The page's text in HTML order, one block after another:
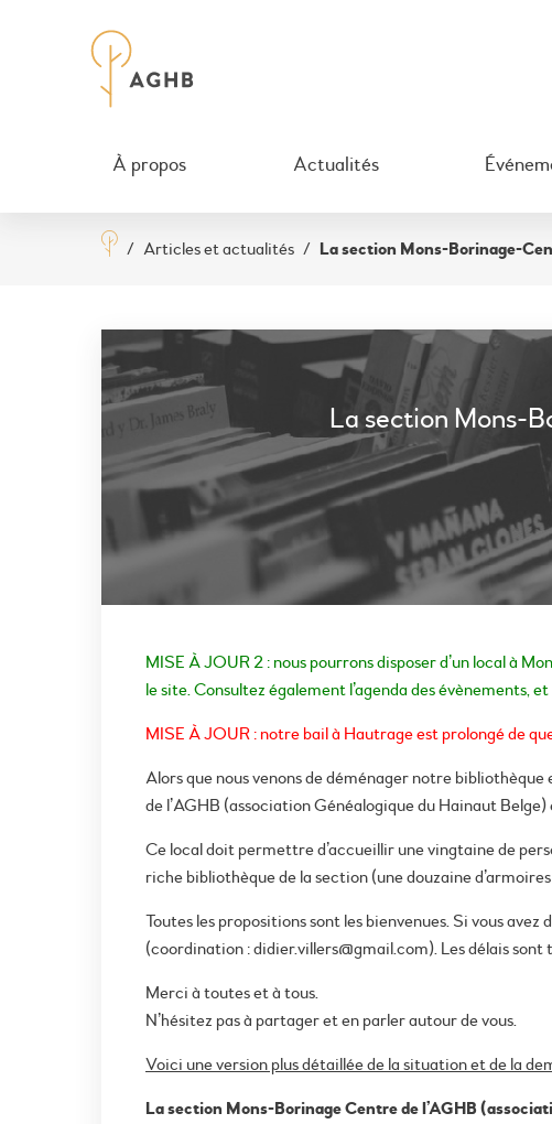
À propos Actualités
/ Articles et actualités / La section Mons-Borinage-
La section Mons-
MISE À JOUR 2 : nous pourrons disposer d’un local à
le site. Consultez également l’agenda des évènements,
MISE À JOUR : notre bail à Hautrage est prolongé de
Alors que nous venons de déménager notre
de l’AGHB (association Généalogique du Hainaut
Ce local doit permettre d’accueillir une vingtaine de
riche bibliothèque de la section (une douzaine
Toutes les propositions sont les bienvenues. Si vous avez
(coordination : didier.villers@gmail.com). Les délais
Merci à toutes et à tous.
N’hésitez pas à partager et en parler autour de vous.
Voici une version plus détaillée de la situation et de la
La section Mons-Borinage Centre de l’AGHB